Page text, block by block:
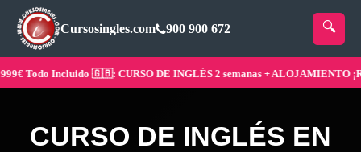
Cursosingles.com 900 900 672
Todo Incluido 🇬🇧: CURSO DE INGLÉS 2 semanas + ALOJAMIENTO
CURSO DE INGLÉS EN